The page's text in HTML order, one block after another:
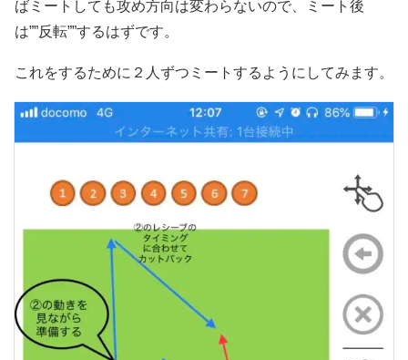
ばミートしても攻め方向は変わらないので、ミート後
は””反転””するはずです。
これをするために２人ずつミートするようにしてみます。